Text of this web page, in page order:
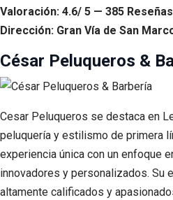
Valoración: 4.6/ 5 — 385 Reseñas
Dirección: Gran Vía de San
César Peluqueros &
Cesar Peluqueros se destaca en
peluquería y estilismo de primera
experiencia única con un enfoque
innovadores y personalizados. Su
altamente calificados y